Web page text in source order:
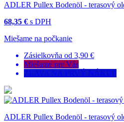
ADLER Pullex Bodenöl - terasový
68,35 € s DPH
Miešame na počkanie
Zásielkovňa od 3,90 €
Miešame pre Vás
ZĽAVA NA PRVÝ NÁKUP
ADLER Pullex Bodenöl - terasový